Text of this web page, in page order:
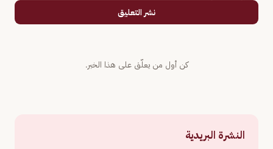
نشر التعليق
كن أول من يعلّق على هذا الخبر.
النشرة البريدية